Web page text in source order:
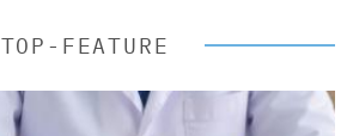
TOP-FEATURE